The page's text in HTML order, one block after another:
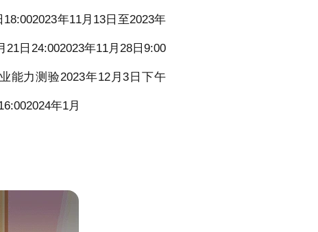
年11月13日至2023年
21日24:002023年11月28日9:00
能力测验2023年12月3日下午
年1月